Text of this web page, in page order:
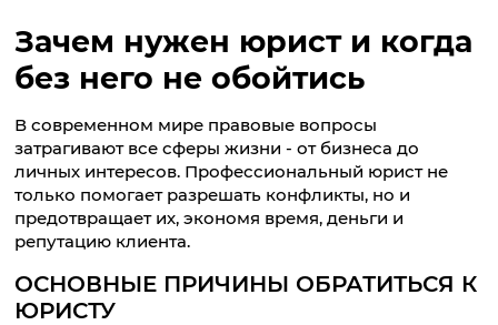
Зачем нужен юрист и когда
без него не обойтись
В современном мире правовые вопросы
затрагивают все сферы жизни - от бизнеса до
личных интересов. Профессиональный юрист не
только помогает разрешать конфликты, но и
предотвращает их, экономя время, деньги и
репутацию клиента.
ОСНОВНЫЕ ПРИЧИНЫ ОБРАТИТЬСЯ К
ЮРИСТУ